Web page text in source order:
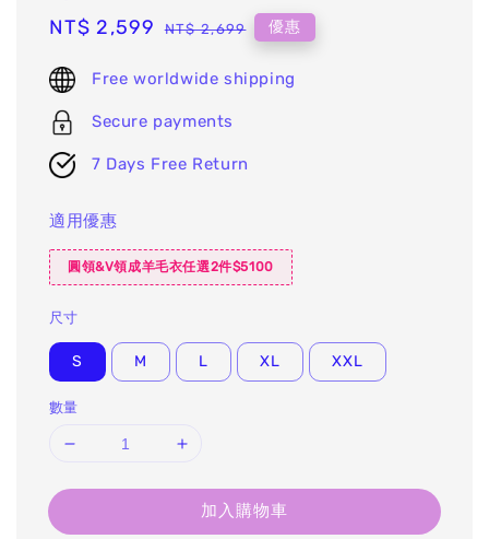
Sale
NT$ 2,599 Regular
NT$ 2,699 優惠
Free worldwide shipping
Secure payments
7 Days Free Return
適用優惠
圓領&V領成羊毛衣任選2件$5100
尺寸
S M L XL XXL
數量
加入購物車